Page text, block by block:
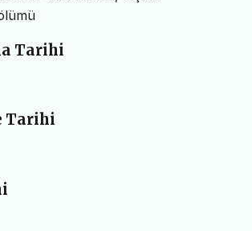
Tarihi
Tarihi